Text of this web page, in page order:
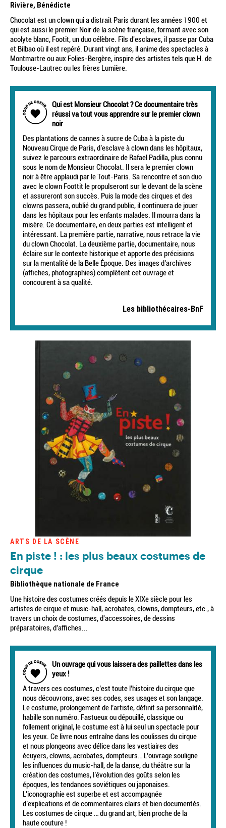
Rivière, Bénédicte
Chocolat est un clown qui a distrait Paris durant les années 1900 et
qui est aussi le premier Noir de la scène française, formant avec son
acolyte blanc, Footit, un duo célèbre. Fils d'esclaves, il passe par Cuba
et Bilbao où il est repéré. Durant vingt ans, il anime des spectacles à
Montmartre ou aux Folies-Bergère, inspire des artistes tels que H. de
Toulouse-Lautrec ou les frères Lumière.
Qui est Monsieur Chocolat ? Ce documentaire très
réussi va tout vous apprendre sur le premier clown
noir
Des plantations de cannes à sucre de Cuba à la piste du
Nouveau Cirque de Paris, d’esclave à clown dans les hôpitaux,
suivez le parcours extraordinaire de Rafael Padilla, plus connu
sous le nom de Monsieur Chocolat. Il sera le premier clown
noir à être applaudi par le Tout-Paris. Sa rencontre et son duo
avec le clown Foottit le propulseront sur le devant de la scène
et assureront son succès. Puis la mode des cirques et des
clowns passera, oublié du grand public, il continuera de jouer
dans les hôpitaux pour les enfants malades. Il mourra dans la
misère. Ce documentaire, en deux parties est intelligent et
intéressant. La première partie, narrative, nous retrace la vie
du clown Chocolat. La deuxième partie, documentaire, nous
éclaire sur le contexte historique et apporte des précisions
sur la mentalité de la Belle Époque. Des images d’archives
(affiches, photographies) complètent cet ouvrage et
concourent à sa qualité.
Les bibliothécaires-BnF
ARTS DE LA SCÈNE
En piste ! : les plus beaux costumes de
cirque
Bibliothèque nationale de France
Une histoire des costumes créés depuis le XIXe siècle pour les
artistes de cirque et music-hall, acrobates, clowns, dompteurs, etc., à
travers un choix de costumes, d'accessoires, de dessins
préparatoires, d'affiches...
Un ouvrage qui vous laissera des paillettes dans les
yeux !
A travers ces costumes, c’est toute l’histoire du cirque que
nous découvrons, avec ses codes, ses usages et son langage.
Le costume, prolongement de l’artiste, définit sa personnalité,
habille son numéro. Fastueux ou dépouillé, classique ou
follement original, le costume est à lui seul un spectacle pour
les yeux. Ce livre nous entraîne dans les coulisses du cirque
et nous plongeons avec délice dans les vestiaires des
écuyers, clowns, acrobates, dompteurs… L’ouvrage souligne
les influences du music-hall, de la danse, du théâtre sur la
création des costumes, l’évolution des goûts selon les
époques, les tendances soviétiques ou japonaises.
L’iconographie est superbe et est accompagnée
d’explications et de commentaires clairs et bien documentés.
Les costumes de cirque … du grand art, bien proche de la
haute couture !